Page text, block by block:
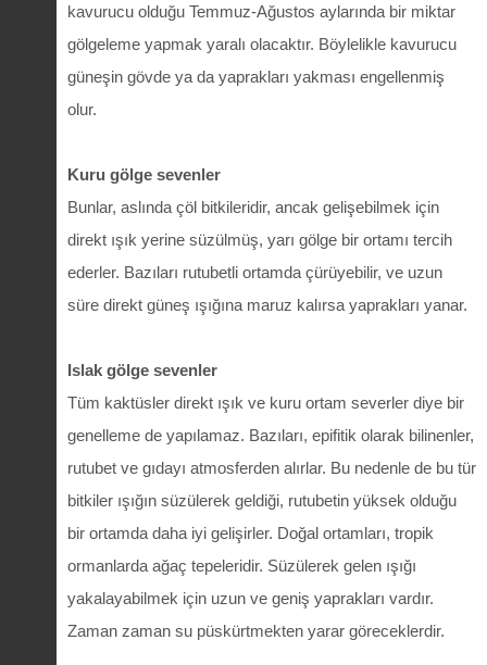
kavurucu olduğu Temmuz-Ağustos aylarında bir miktar
gölgeleme yapmak yaralı olacaktır. Böylelikle kavurucu
güneşin gövde ya da yaprakları yakması engellenmiş
olur.
Kuru gölge sevenler
Bunlar, aslında çöl bitkileridir, ancak gelişebilmek için
direkt ışık yerine süzülmüş, yarı gölge bir ortamı tercih
ederler. Bazıları rutubetli ortamda çürüyebilir, ve uzun
süre direkt güneş ışığına maruz kalırsa yaprakları yanar.
Islak gölge sevenler
Tüm kaktüsler direkt ışık ve kuru ortam severler diye bir
genelleme de yapılamaz. Bazıları, epifitik olarak bilinenler,
rutubet ve gıdayı atmosferden alırlar. Bu nedenle de bu tür
bitkiler ışığın süzülerek geldiği, rutubetin yüksek olduğu
bir ortamda daha iyi gelişirler. Doğal ortamları, tropik
ormanlarda ağaç tepeleridir. Süzülerek gelen ışığı
yakalayabilmek için uzun ve geniş yaprakları vardır.
Zaman zaman su püskürtmekten yarar göreceklerdir.